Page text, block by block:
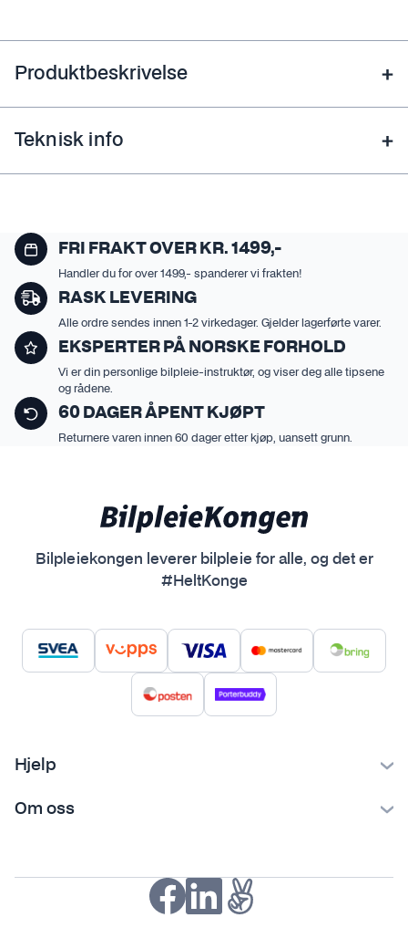
Produktbeskrivelse
Teknisk info
FRI FRAKT OVER KR. 1499,-
Handler du for over 1499,- spanderer vi frakten!
RASK LEVERING
Alle ordre sendes innen 1-2 virkedager. Gjelder lagerførte varer.
EKSPERTER PÅ NORSKE FORHOLD
Vi er din personlige bilpleie-instruktør, og viser deg alle tipsene
og rådene.
60 DAGER ÅPENT KJØPT
Returnere varen innen 60 dager etter kjøp, uansett grunn.
Bilpleiekongen leverer bilpleie for alle, og det er
#HeltKonge
Hjelp
Ofte stilte spørsmål
Om oss